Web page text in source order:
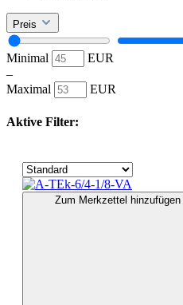
Preis
Minimal
EUR
–
Maximal
EUR
Aktive Filter:
Zum Merkzettel hinzufügen